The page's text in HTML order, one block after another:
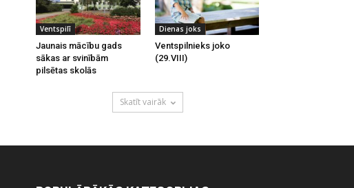
Ventspilī
Jaunais mācību gads
sākas ar svinībām
pilsētas skolās
Dienas joks
Ventspilnieks joko
(29.VIII)
Skatīt vairāk